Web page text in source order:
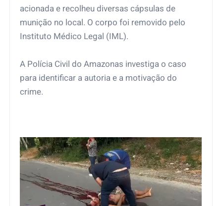
acionada e recolheu diversas cápsulas de
munição no local. O corpo foi removido pelo
Instituto Médico Legal (IML).
A Polícia Civil do Amazonas investiga o caso
para identificar a autoria e a motivação do
crime.